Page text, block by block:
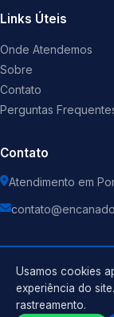
Links Úteis
Onde Atendemos
Sobre
Contato
Perguntas
Contato
Atendimento em
2026 Encanador .
Política de Privacidade
Usamos cookies
experiência do
rastreamento.